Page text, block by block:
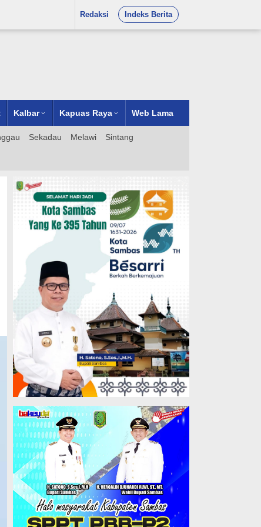
Redaksi Indeks Berita
Kalbar Kapuas Raya Web Lama
Sekadau Melawi Sintang